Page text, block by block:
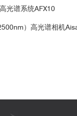
of the Indian
2013,
光谱系统AFX10
）高光谱相机